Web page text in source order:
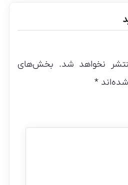
نخواهد شد. بخش‌های
شده‌اند*